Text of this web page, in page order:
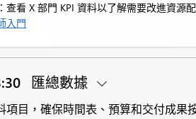
查看 X 部門 KPI 資料以了解需要改進資源
入門
匯總數據
項目，確保時間表、預算和交付成果